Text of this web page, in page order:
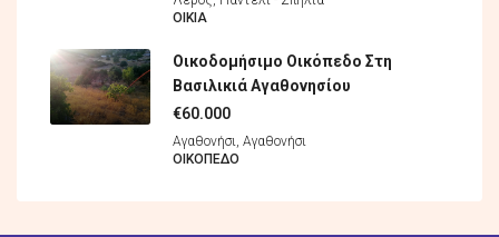
ΟΙΚΊΑ
Οικοδομήσιμο Οικόπεδο Στη
Βασιλικιά Αγαθονησίου
€60.000
Αγαθονήσι, Αγαθονήσι
ΟΙΚΌΠΕΔO